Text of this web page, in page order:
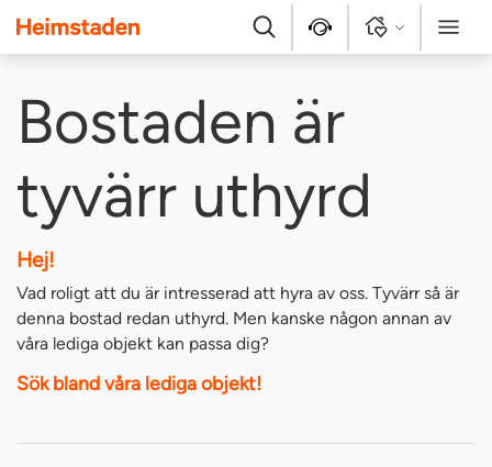
Heimstaden
Sök Kontakt Logga in Meny
Bostaden är
tyvärr uthyrd
Hej!
Vad roligt att du är intresserad att hyra av oss. Tyvärr så är
denna bostad redan uthyrd. Men kanske någon annan av
våra lediga objekt kan passa dig?
Sök bland våra lediga objekt!